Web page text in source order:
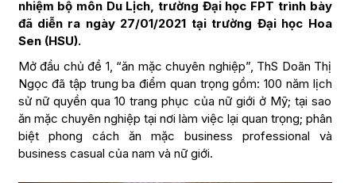
nhiệm bộ môn Du Lịch, trường Đại học FPT trình bày
đã diễn ra ngày 27/01/2021 tại trường Đại học Hoa
Sen (HSU).
Mở đầu chủ đề 1, “ăn mặc chuyên nghiệp”, ThS Doãn Thị
Ngọc đã tập trung ba điểm quan trọng gồm: 100 năm lịch
sử nữ quyền qua 10 trang phục của nữ giới ở Mỹ; tại sao
ăn mặc chuyên nghiệp tại nơi làm việc lại quan trọng; phân
biệt phong cách ăn mặc business professional và
business casual của nam và nữ giới.